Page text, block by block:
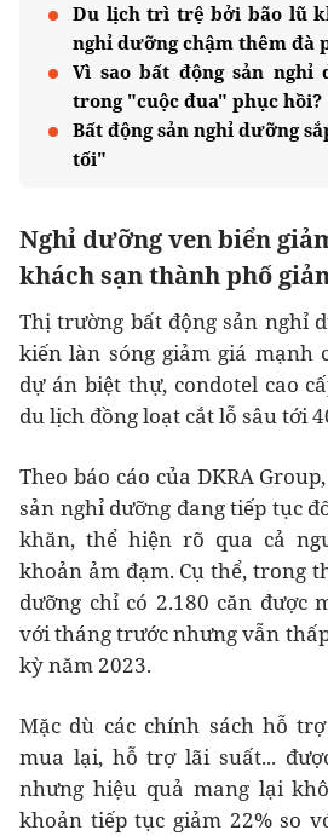
Du lịch trì trệ bởi bão lũ
nghỉ dưỡng chậm thêm đà
Vì sao bất động sản nghỉ
trong "cuộc đua" phục hồi?
Bất động sản nghỉ dưỡng
tối"
Nghỉ dưỡng ven biển
khách sạn thành phố
Thị trường bất động sản nghỉ
kiến làn sóng giảm giá mạnh
dự án biệt thự, condotel cao
du lịch đồng loạt cắt lỗ sâu tới
Theo báo cáo của DKRA
sản nghỉ dưỡng đang tiếp tục
khăn, thể hiện rõ qua cả
khoản ảm đạm. Cụ thể, trong
dưỡng chỉ có 2.180 căn được
với tháng trước nhưng vẫn
kỳ năm 2023.
Mặc dù các chính sách hỗ
mua lại, hỗ trợ lãi suất...
nhưng hiệu quả mang lại
khoản tiếp tục giảm 22% so